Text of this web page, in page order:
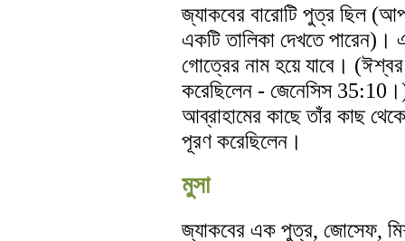
জ্যাকবের বারোটি পুত্র ছিল
একটি তালিকা দেখতে পারেন)।
গোত্রের নাম হয়ে যাবে।
করেছিলেন - জেনেসিস
আব্রাহামের কাছে তাঁর কাছ
পূরণ করেছিলেন।
মুসা
জ্যাকবের এক পুত্র, জোসেফ,